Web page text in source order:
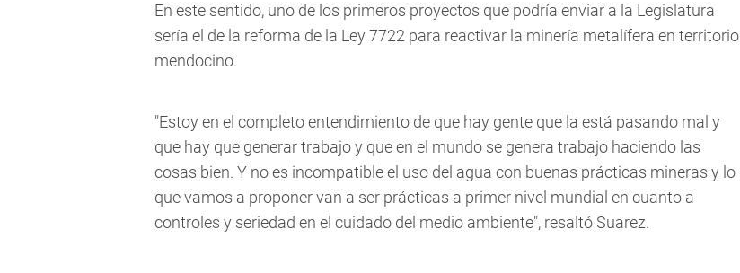
En este sentido, uno de los primeros proyectos que podría enviar a la Legislatura
sería el de la reforma de la Ley 7722 para reactivar la minería metalífera en territorio
mendocino.
"Estoy en el completo entendimiento de que hay gente que la está pasando mal y
que hay que generar trabajo y que en el mundo se genera trabajo haciendo las
cosas bien. Y no es incompatible el uso del agua con buenas prácticas mineras y lo
que vamos a proponer van a ser prácticas a primer nivel mundial en cuanto a
controles y seriedad en el cuidado del medio ambiente", resaltó Suarez.